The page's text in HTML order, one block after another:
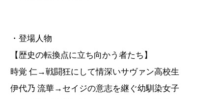
・登場人物
【歴史の転換点に立ち向かう者たち】
時覚 仁→戦闘狂にして情深いサヴァン高校生
伊代乃 流華→セイジの意志を継ぐ幼馴染女子